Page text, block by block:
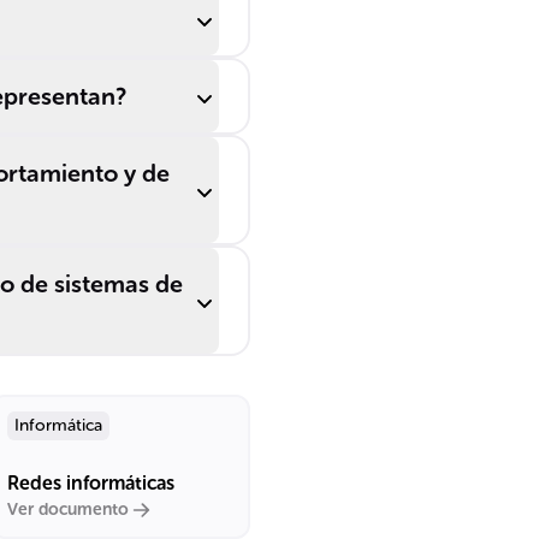
y de
de sistemas de
Informática
Redes informáticas
Ver documento